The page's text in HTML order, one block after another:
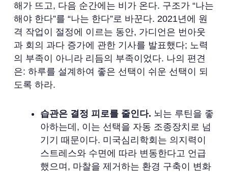
해가 뜨고, 다음 순간에는 비가 온다. 구조가 “나는
해야 한다”를 “나는 한다”로 바꾼다. 2021년에 원
격 작업이 절정에 이르는 동안, 가디언은 번아웃
과 회의 과다 증가에 관한 기사를 발표했다; 노력
의 부족이 아니라 리듬의 부족이었다. 나의 편견
은: 하루를 설계하여 좋은 선택이 쉬운 선택이 되
도록 하라.
습관은 결정 피로를 줄인다. 뇌는 루틴을 좋
아하는데, 이는 선택을 자동 조종장치로 넘
기기 때문이다. 미국심리학회는 의지력이
스트레스와 수면에 따라 변동한다고 언급
했으며, 마찰을 제거하는 환경 구축이 변화